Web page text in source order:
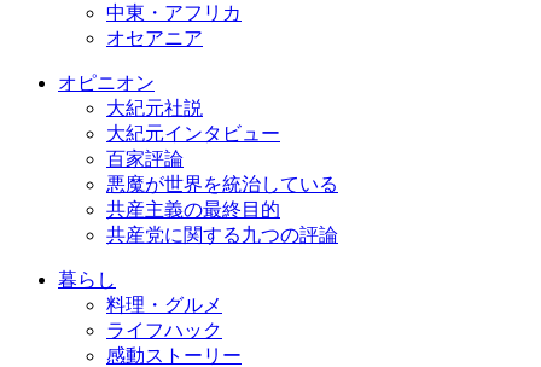
中東・アフリカ
オセアニア
オピニオン
大紀元社説
大紀元インタビュー
百家評論
悪魔が世界を統治している
共産主義の最終目的
共産党に関する九つの評論
暮らし
料理・グルメ
ライフハック
感動ストーリー